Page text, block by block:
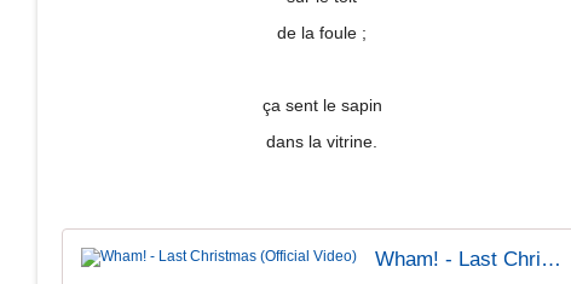
de la foule ;
ça sent le sapin
dans la vitrine.
Wham! - Last Christmas (Official Video)